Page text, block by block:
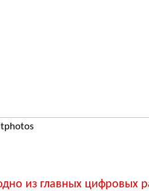
из главных цифровых